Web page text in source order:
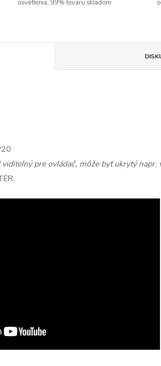
osvetlenia, 99% tovaru skladom
pre ovládač, môže byť ukrytý napr.